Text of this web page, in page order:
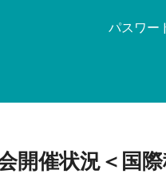
パスワー
開催状況＜国